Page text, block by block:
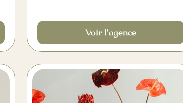
Voir l'agence